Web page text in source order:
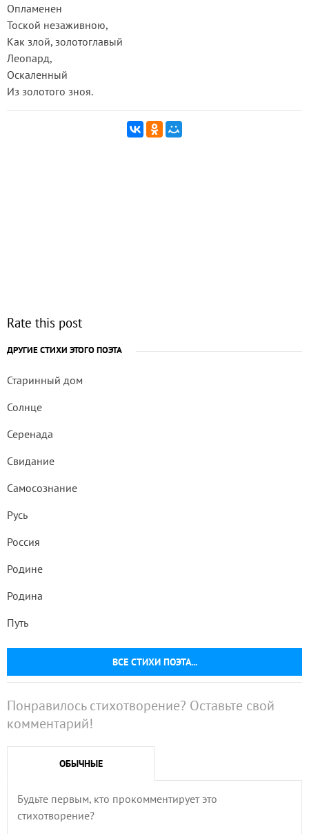
Опламенен
Тоской незаживною,
Как злой, золотоглавый
Леопард,
Оскаленный
Из золотого зноя.
Rate this post
ДРУГИЕ СТИХИ ЭТОГО ПОЭТА
ВСЕ СТИХИ ПОЭТА...
Старинный дом
Солнце
Серенада
Свидание
Самосознание
Русь
Россия
Родине
Родина
Путь
Понравилось стихотворение? Оставьте свой
комментарий!
ОБЫЧНЫЕ
Будьте первым, кто прокомментирует это
стихотворение?